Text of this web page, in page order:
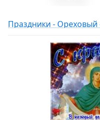
Праздники - Ореховый